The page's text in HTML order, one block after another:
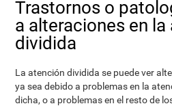
Trastornos o
a alteraciones en la
dividida
La atención dividida se puede ver
ya sea debido a problemas en la
dicha, o a problemas en el resto de